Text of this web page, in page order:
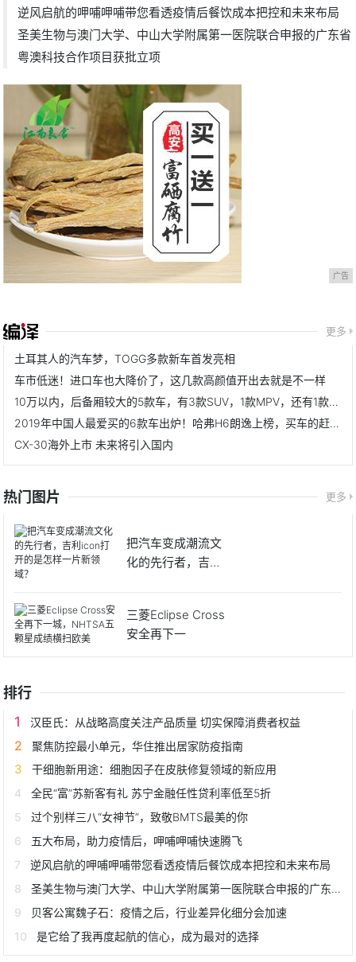
逆风启航的呷哺呷哺带您看透疫情后餐饮成本把控和未来布局
圣美生物与澳门大学、中山大学附属第一医院联合申报的广东省
粤澳科技合作项目获批立项
广告
更多
土耳其人的汽车梦，TOGG多款新车首发亮相
车市低迷！进口车也大降价了，这几款高颜值开出去就是不一样
10万以内，后备厢较大的5款车，有3款SUV，1款MPV，还有1款跨界车
2019年中国人最爱买的6款车出炉！哈弗H6朗逸上榜，买车的赶紧看
CX-30海外上市 未来将引入国内
热门图片 更多
把汽车变成潮流文
化的先行者，吉利ic
三菱Eclipse Cross
安全再下一
排行
汉臣氏：从战略高度关注产品质量 切实保障消费者权益
聚焦防控最小单元，华住推出居家防疫指南
干细胞新用途：细胞因子在皮肤修复领域的新应用
全民“富”苏新客有礼 苏宁金融任性贷利率低至5折
过个别样三八“女神节”，致敬BMTS最美的你
五大布局，助力疫情后，呷哺呷哺快速腾飞
逆风启航的呷哺呷哺带您看透疫情后餐饮成本把控和未来布局
圣美生物与澳门大学、中山大学附属第一医院联合申报的广东省粤澳科技合作项目获批立项
贝客公寓魏子石：疫情之后，行业差异化细分会加速
是它给了我再度起航的信心，成为最对的选择